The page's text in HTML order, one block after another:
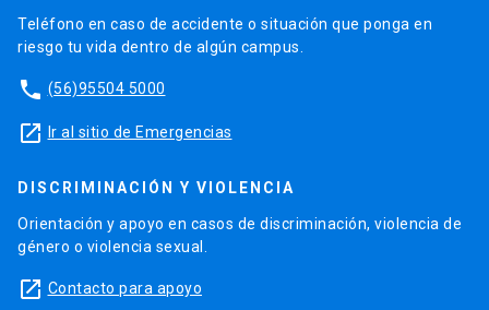
Teléfono en caso de accidente o situación que ponga en
riesgo tu vida dentro de algún campus.
phone (56)95504 5000
launch Ir al sitio de Emergencias
DISCRIMINACIÓN Y VIOLENCIA
Orientación y apoyo en casos de discriminación, violencia de
género o violencia sexual.
launch Contacto para apoyo